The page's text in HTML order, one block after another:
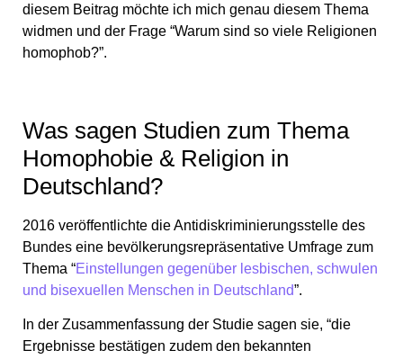
diesem Beitrag möchte ich mich genau diesem Thema
widmen und der Frage “Warum sind so viele Religionen
homophob?”.
Was sagen Studien zum Thema
Homophobie & Religion in
Deutschland?
2016 veröffentlichte die Antidiskriminierungsstelle des
Bundes eine bevölkerungsrepräsentative Umfrage zum
Thema “Einstellungen gegenüber lesbischen, schwulen
und bisexuellen Menschen in Deutschland”.
In der Zusammenfassung der Studie sagen sie, “die
Ergebnisse bestätigen zudem den bekannten